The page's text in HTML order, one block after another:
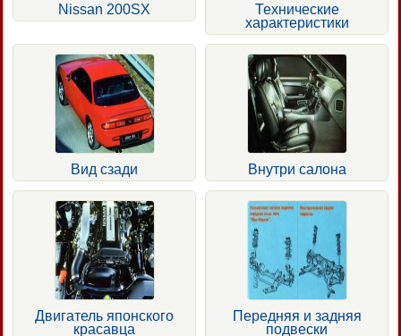
Nissan 200SX
Технические
характеристики
Вид сзади Внутри салона
Двигатель японского
красавца
Передняя и задняя
подвески